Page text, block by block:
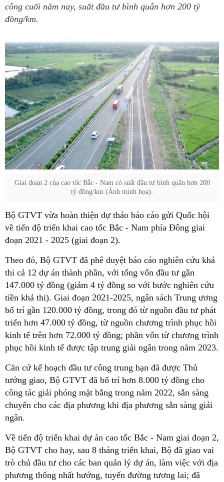
công cuối năm nay, suất đầu tư bình quân hơn 200 tỷ
đồng/km.
Giai đoạn 2 của cao tốc Bắc - Nam có suất đầu tư bình quân hơn 200
tỷ đồng/km (Ảnh minh họa).
Bộ GTVT vừa hoàn thiện dự thảo báo cáo gửi Quốc hội
về tiến độ triển khai cao tốc Bắc - Nam phía Đông giai
đoạn 2021 - 2025 (giai đoạn 2).
Theo đó, Bộ GTVT đã phê duyệt báo cáo nghiên cứu khả
thi cả 12 dự án thành phần, với tổng vốn đầu tư gần
147.000 tỷ đồng (giảm 4 tỷ đồng so với bước nghiên cứu
tiền khả thi). Giai đoạn 2021-2025, ngân sách Trung ương
bố trí gần 120.000 tỷ đồng, trong đó từ nguồn đầu tư phát
triển hơn 47.000 tỷ đồng, từ nguồn chương trình phục hồi
kinh tế trên hơn 72.000 tỷ đồng; phần vốn từ chương trình
phục hồi kinh tế được tập trung giải ngân trong năm 2023.
Căn cứ kế hoạch đầu tư công trung hạn đã được Thủ
tướng giao, Bộ GTVT đã bố trí hơn 8.000 tỷ đồng cho
công tác giải phóng mặt bằng trong năm 2022, sẵn sàng
chuyển cho các địa phương khi địa phương sẵn sàng giải
ngân.
Về tiến độ triển khai dự án cao tốc Bắc - Nam giai đoạn 2,
Bộ GTVT cho hay, sau 8 tháng triển khai, Bộ đã giao vai
trò chủ đầu tư cho các ban quản lý dự án, làm việc với địa
phương thống nhất hướng, tuyến đường tương lai; đã